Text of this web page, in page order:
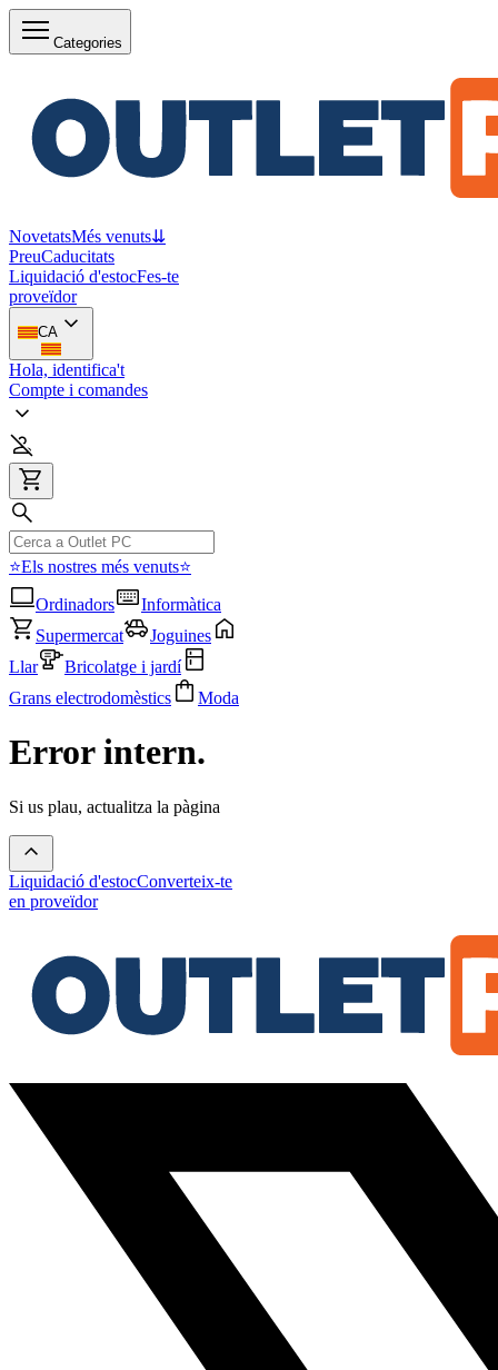
Categories
NovetatsMés venuts⇊
PreuCaducitats
Liquidació d'estocFes-te
proveïdor
CA
Hola, identifica't
Compte i comandes
⭐Els nostres més venuts⭐
Ordinadors
Informàtica
Supermercat
Joguines
Llar
Bricolatge i jardí
Grans electrodomèstics
Moda
Error intern.
Si us plau, actualitza la pàgina
Liquidació d'estocConverteix-te
en proveïdor